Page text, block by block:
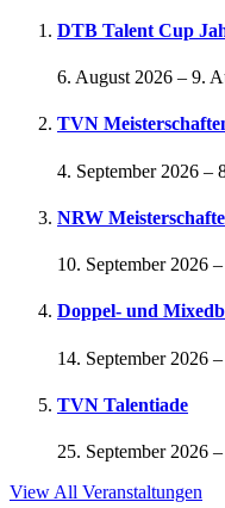
DTB Talent Cup
6. August 2026 – 9.
TVN
4. September 2026 –
NRW
10. September 2026 –
Doppel- und
14. September 2026 –
TVN Talentiade
25. September 2026 –
View All Veranstaltungen